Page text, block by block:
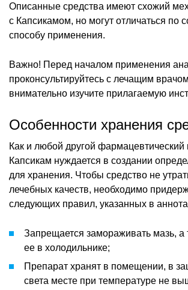
Описанные средства имеют схожий
с Капсикамом, но могут отличаться по
способу применения.
Важно! Перед началом применения
проконсультируйтесь с лечащим
внимательно изучите прилагаемую
Особенности хранения
Как и любой другой фармацевтический
Капсикам нуждается в создании
для хранения. Чтобы средство не
лечебных качеств, необходимо
следующих правил, указанных в
Запрещается замораживать мазь, а
ее в холодильнике;
Препарат хранят в помещении, в
света месте при температуре не